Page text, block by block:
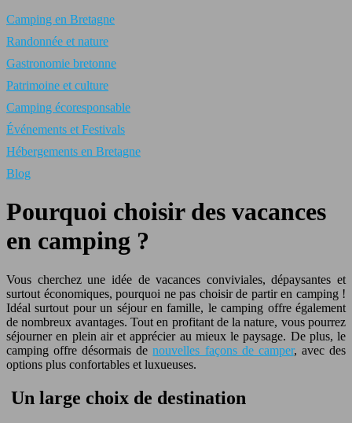
Camping en Bretagne
Randonnée et nature
Gastronomie bretonne
Patrimoine et culture
Camping écoresponsable
Événements et Festivals
Hébergements en Bretagne
Blog
Pourquoi choisir des vacances
en camping ?
Vous cherchez une idée de vacances conviviales, dépaysantes et
surtout économiques, pourquoi ne pas choisir de partir en camping !
Idéal surtout pour un séjour en famille, le camping offre également
de nombreux avantages. Tout en profitant de la nature, vous pourrez
séjourner en plein air et apprécier au mieux le paysage. De plus, le
camping offre désormais denouvelles façons de camper, avec des
options plus confortables et luxueuses.
Un large choix de destination